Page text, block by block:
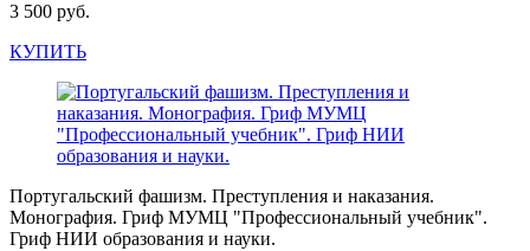
3 500 руб.
КУПИТЬ
Португальский фашизм. Преступления и наказания.
Монография. Гриф МУМЦ "Профессиональный учебник".
Гриф НИИ образования и науки.